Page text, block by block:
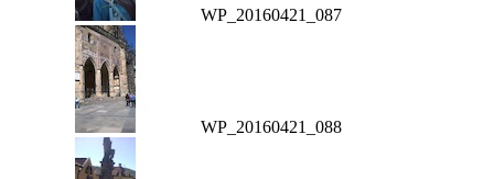
WP_20160421_087
WP_20160421_088